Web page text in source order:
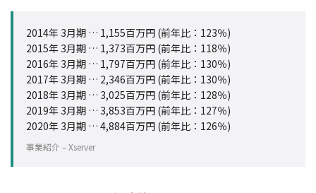
2014年 3月期 … 1,155百万円 (前年比：123％)
2015年 3月期 … 1,373百万円 (前年比：118％)
2016年 3月期 … 1,797百万円 (前年比：130％)
2017年 3月期 … 2,346百万円 (前年比：130％)
2018年 3月期 … 3,025百万円 (前年比：128％)
2019年 3月期 … 3,853百万円 (前年比：127％)
2020年 3月期 … 4,884百万円 (前年比：126％)
事業紹介 – Xserver